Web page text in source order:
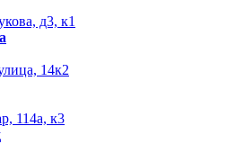
д3, к1
14к2
114а, к3